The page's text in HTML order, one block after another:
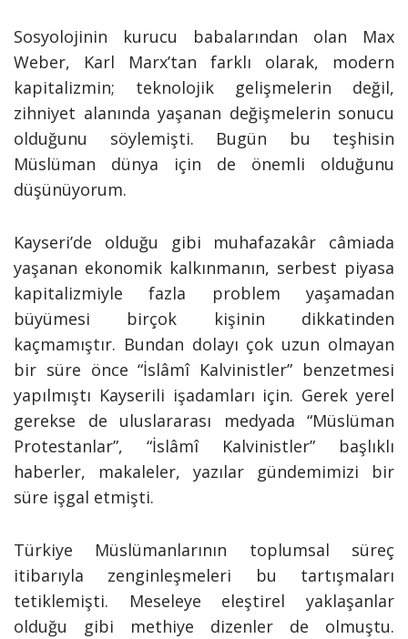
Sosyolojinin kurucu babalarından olan Max
Weber, Karl Marx’tan farklı olarak, modern
kapitalizmin; teknolojik gelişmelerin değil,
zihniyet alanında yaşanan değişmelerin sonucu
olduğunu söylemişti. Bugün bu teşhisin
Müslüman dünya için de önemli olduğunu
düşünüyorum.
Kayseri’de olduğu gibi muhafazakâr câmiada
yaşanan ekonomik kalkınmanın, serbest piyasa
kapitalizmiyle fazla problem yaşamadan
büyümesi birçok kişinin dikkatinden
kaçmamıştır. Bundan dolayı çok uzun olmayan
bir süre önce “İslâmî Kalvinistler” benzetmesi
yapılmıştı Kayserili işadamları için. Gerek yerel
gerekse de uluslararası medyada “Müslüman
Protestanlar”, “İslâmî Kalvinistler” başlıklı
haberler, makaleler, yazılar gündemimizi bir
süre işgal etmişti.
Türkiye Müslümanlarının toplumsal süreç
itibarıyla zenginleşmeleri bu tartışmaları
tetiklemişti. Meseleye eleştirel yaklaşanlar
olduğu gibi methiye dizenler de olmuştu.